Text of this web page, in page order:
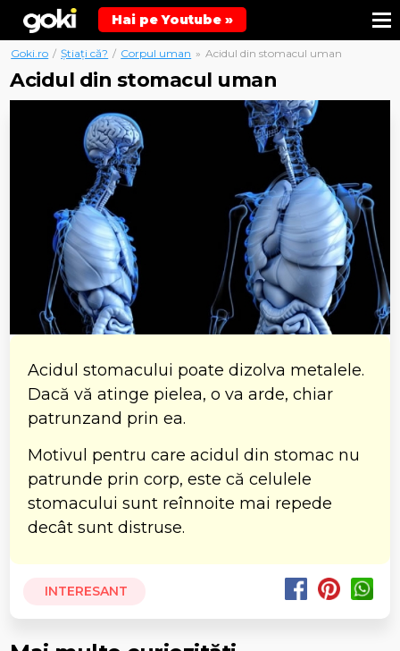
Hai pe Youtube »
Goki.ro / Știați că? / Corpul uman » Acidul din stomacul uman
Acidul din stomacul uman
Acidul stomacului poate dizolva metalele.
Dacă vă atinge pielea, o va arde, chiar
patrunzand prin ea.
Motivul pentru care acidul din stomac nu
patrunde prin corp, este că celulele
stomacului sunt reînnoite mai repede
decât sunt distruse.
INTERESANT